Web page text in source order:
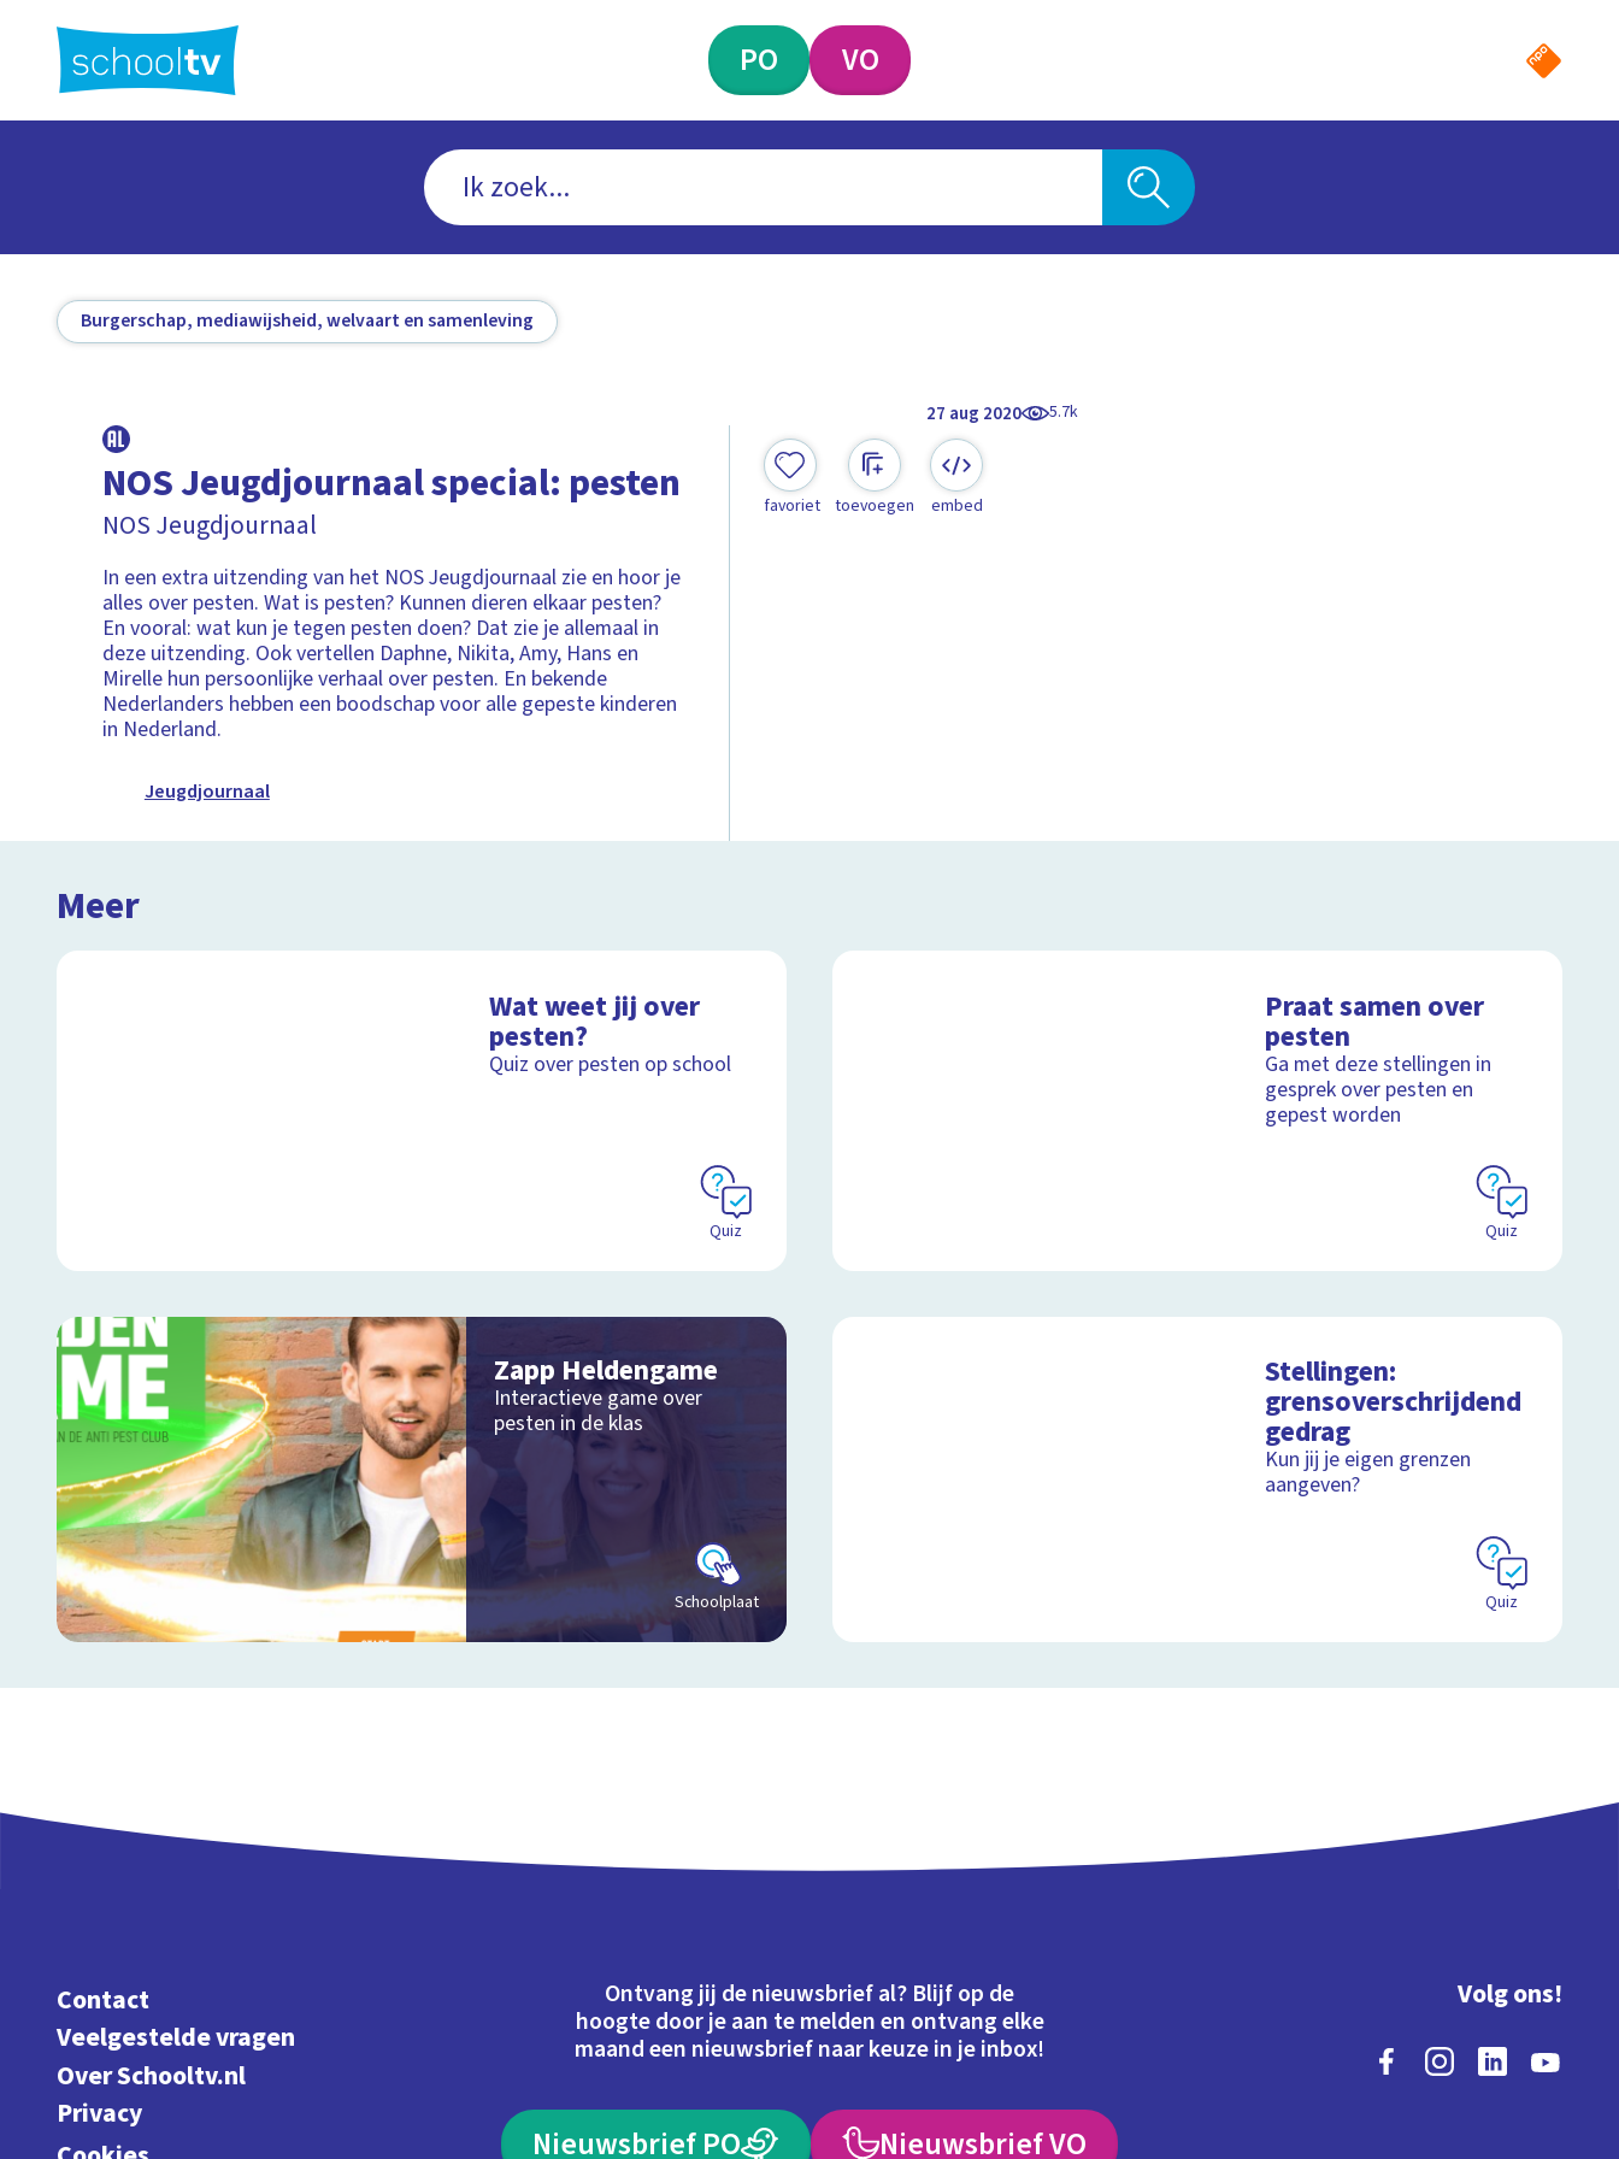
hoofdinhoud
PO VO
Burgerschap, mediawijsheid, welvaart en samenleving
27 aug 2020 5.7k
NOS Jeugdjournaal special: pesten
NOS Jeugdjournaal
In een extra uitzending van het NOS Jeugdjournaal zie en hoor je
alles over pesten. Wat is pesten? Kunnen dieren elkaar pesten?
En vooral: wat kun je tegen pesten doen? Dat zie je allemaal in
deze uitzending. Ook vertellen Daphne, Nikita, Amy, Hans en
Mirelle hun persoonlijke verhaal over pesten. En bekende
Nederlanders hebben een boodschap voor alle gepeste kinderen
in Nederland.
Jeugdjournaal
favoriet toevoegen embed
Meer
Wat weet jij over
pesten?
Quiz over pesten op school
Quiz
Praat samen over
pesten
Ga met deze stellingen in
gesprek over pesten en
gepest worden
Quiz
Zapp Heldengame
Interactieve game over
pesten in de klas
Schoolplaat
Stellingen:
grensoverschrijdend
gedrag
Kun jij je eigen grenzen
aangeven?
Quiz
Contact
Veelgestelde vragen
Over Schooltv.nl
Privacy
Ontvang jij de nieuwsbrief al? Blijf op de
hoogte door je aan te melden en ontvang elke
maand een nieuwsbrief naar keuze in je inbox!
Nieuwsbrief PO Nieuwsbrief VO
Volg ons!